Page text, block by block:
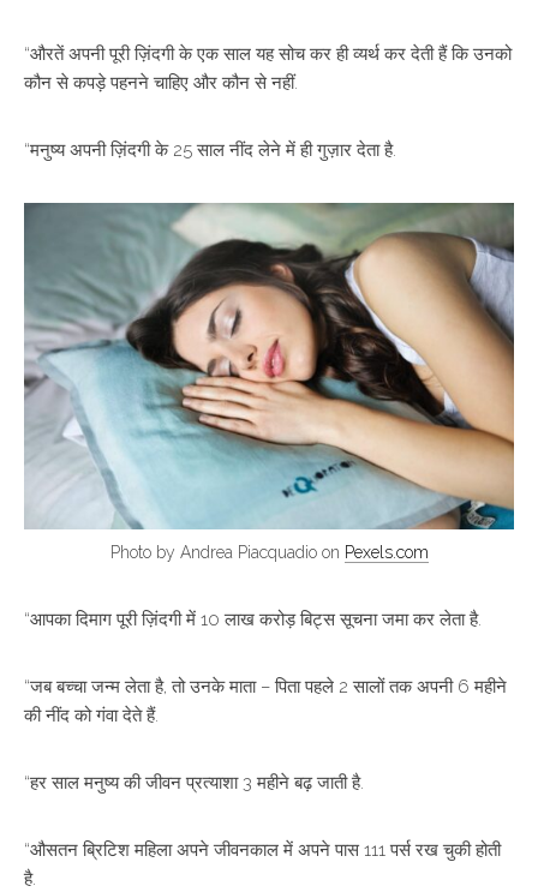
“औरतें अपनी पूरी ज़िंदगी के एक साल यह सोच कर ही व्यर्थ कर देती हैं कि उनको
कौन से कपड़े पहनने चाहिए और कौन से नहीं.
“मनुष्य अपनी ज़िंदगी के 25 साल नींद लेने में ही गुज़ार देता है.
Photo by Andrea Piacquadio on Pexels.com
“आपका दिमाग पूरी ज़िंदगी में 10 लाख करोड़ बिट्स सूचना जमा कर लेता है.
“जब बच्चा जन्म लेता है, तो उनके माता – पिता पहले 2 सालों तक अपनी 6 महीने
की नींद को गंवा देते हैं.
“हर साल मनुष्य की जीवन प्रत्याशा 3 महीने बढ़ जाती है.
“औसतन ब्रिटिश महिला अपने जीवनकाल में अपने पास 111 पर्स रख चुकी होती
है.